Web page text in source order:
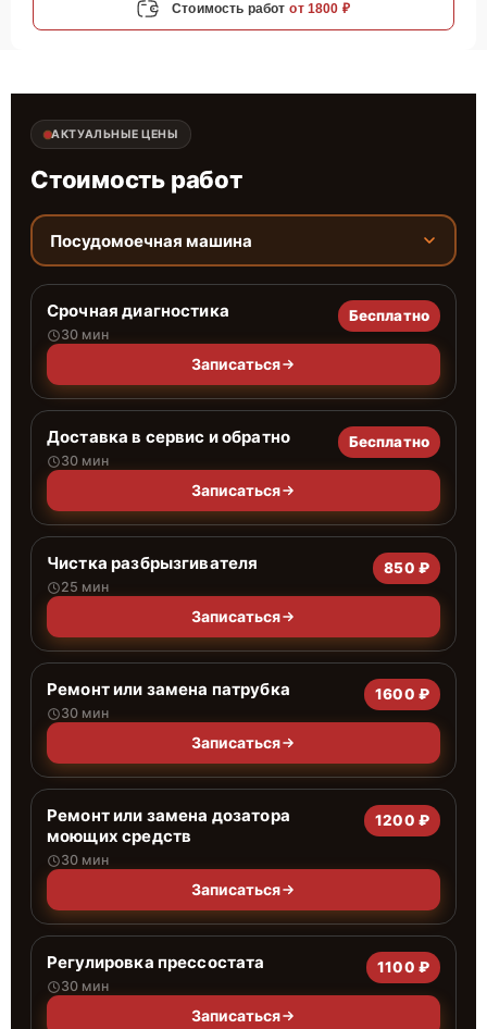
Стоимость работ от 1800 ₽
АКТУАЛЬНЫЕ ЦЕНЫ
Стоимость работ
Посудомоечная машина
Срочная диагностика
30 мин
Бесплатно
Записаться
Доставка в сервис и обратно
30 мин
Бесплатно
Записаться
Чистка разбрызгивателя
25 мин
850 ₽
Записаться
Ремонт или замена патрубка
30 мин
1600 ₽
Записаться
Ремонт или замена дозатора
моющих средств
30 мин
1200 ₽
Записаться
Регулировка прессостата
30 мин
1100 ₽
Записаться